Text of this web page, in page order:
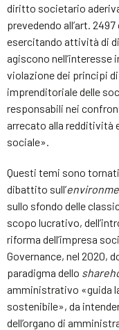
diritto societario
prevedendo all’art.
esercitando attività di
agiscono
violazione dei principi
imprenditoriale delle
responsabili nei
arrecato alla redditività
sociale».
Questi temi sono
dibattito sull’
sullo sfondo delle
scopo lucrativo,
riforma dell’impresa
Governance, nel 2020,
paradigma dello
amministrativo «guida
sostenibile», da
dell’organo di